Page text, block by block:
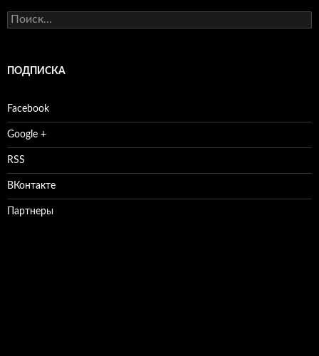
Найти:
ПОДПИСКА
Facebook
Google +
RSS
ВКонтакте
Партнеры